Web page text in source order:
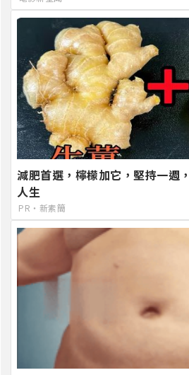
減肥首選，檸檬加它，堅持一週
人生
PR・新素簡